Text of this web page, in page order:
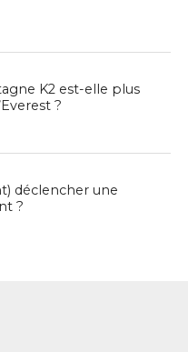
K2 est-elle plus
?
déclencher une
?